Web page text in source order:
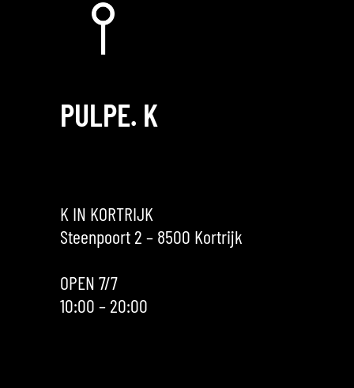
PULPE. K
K IN KORTRIJK
Steenpoort 2 – 8500 Kortrijk
OPEN 7/7
10:00 – 20:00